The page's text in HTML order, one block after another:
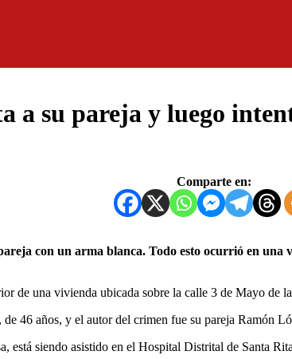
a su pareja y luego
Comparte en:
de una vivienda ubicada sobre la calle 3 de Mayo de
46 años, y el autor del crimen fue su pareja Ramón
está siendo asistido en el Hospital Distrital de Santa